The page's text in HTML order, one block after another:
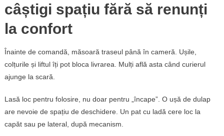
câștigi spațiu fără să renunți
la confort
Înainte de comandă, măsoară traseul până în cameră. Ușile,
colțurile și liftul îți pot bloca livrarea. Mulți află asta când curierul
ajunge la scară.
Lasă loc pentru folosire, nu doar pentru „încape”. O ușă de dulap
are nevoie de spațiu de deschidere. Un pat cu ladă cere loc la
capăt sau pe lateral, după mecanism.